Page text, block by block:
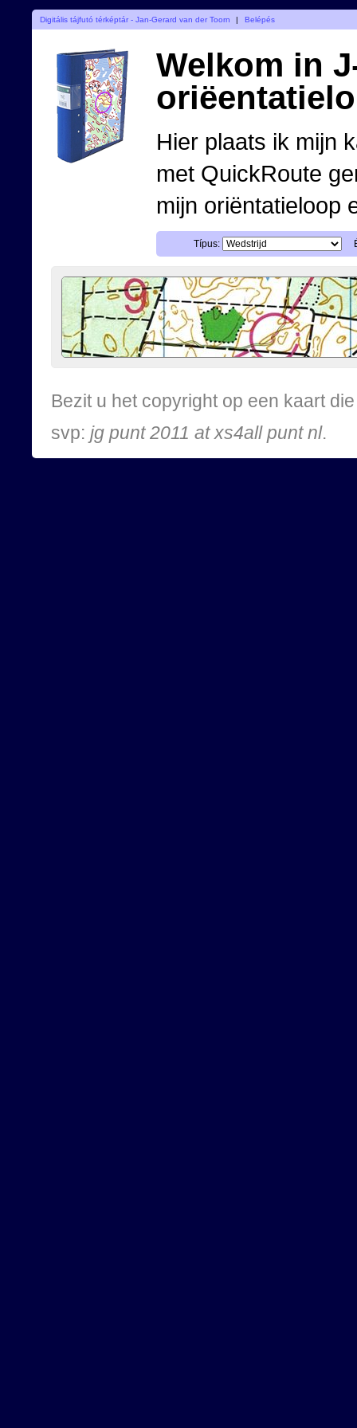
Digitális tájfutó térképtár - Jan-Gerard van der Toorn | Belépés
Welkom in
Hier plaats ik mijn
met QuickRoute
mijn oriëntatieloop
Típus:
Bezit u het copyright op een kaart
svp: jg punt 2011 at xs4all punt nl.